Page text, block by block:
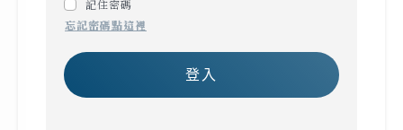
記住密碼
忘記密碼點這裡
登入